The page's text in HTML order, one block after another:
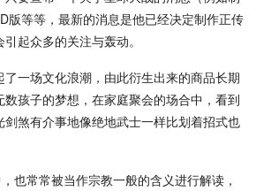
版等等，最新的消息是他已经决定制作正传
起众多的关注与轰动。
一场文化浪潮，由此衍生出来的商品长期
孩子的梦想，在家庭聚会的场合中，看到
煞有介事地像绝地武士一样比划着招式也
也常常被当作宗教一般的含义进行解读，